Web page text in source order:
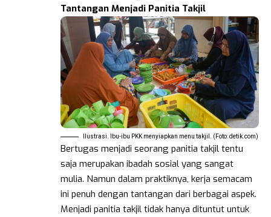
Tantangan Menjadi Panitia Takjil
Ilustrasi. Ibu-ibu PKK menyiapkan menu takjil. (Foto: detik.com)
Bertugas menjadi seorang panitia takjil tentu
saja merupakan ibadah sosial yang sangat
mulia. Namun dalam praktiknya, kerja semacam
ini penuh dengan tantangan dari berbagai aspek.
Menjadi panitia takjil tidak hanya dituntut untuk